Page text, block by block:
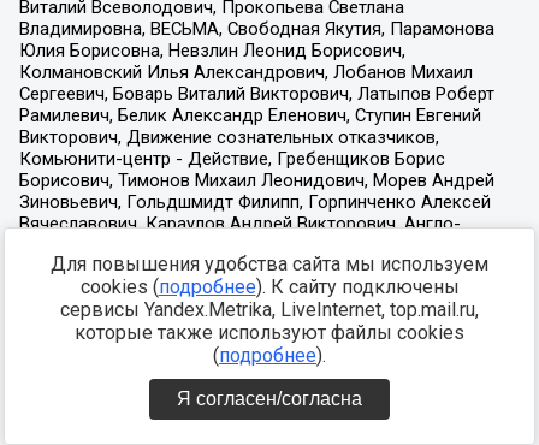
Для повышения удобства сайта мы используем
cookies (подробнее). К сайту подключены
сервисы Yandex.Metrika, LiveInternet, top.mail.ru,
которые также используют файлы cookies
(подробнее).
Я согласен/согласна